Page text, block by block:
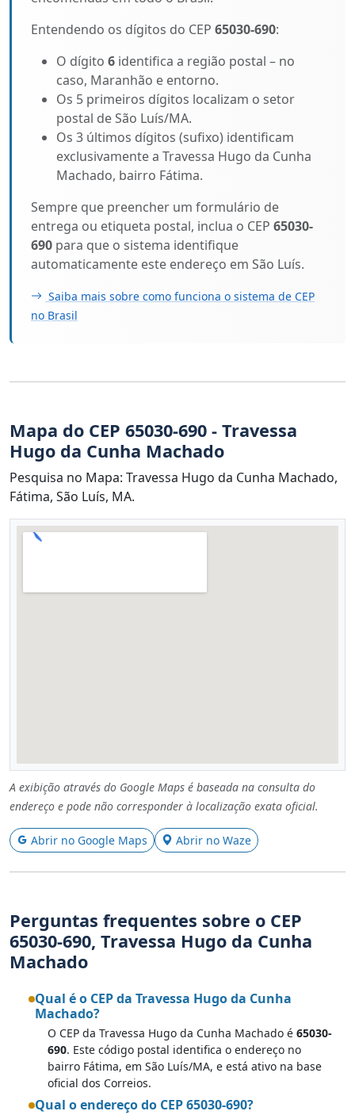
Entendendo os dígitos do CEP 65030-690:
O dígito 6 identifica a região postal – no
caso, Maranhão e entorno.
Os 5 primeiros dígitos localizam o setor
postal de São Luís/MA.
Os 3 últimos dígitos (sufixo) identificam
exclusivamente a Travessa Hugo da Cunha
Machado, bairro Fátima.
Sempre que preencher um formulário de
entrega ou etiqueta postal, inclua o CEP 65030-
690 para que o sistema identifique
automaticamente este endereço em São Luís.
Saiba mais sobre como funciona o sistema de CEP
no Brasil
Mapa do CEP 65030-690 - Travessa
Hugo da Cunha Machado
Pesquisa no Mapa: Travessa Hugo da Cunha Machado,
Fátima, São Luís, MA.
A exibição através do Google Maps é baseada na consulta do
endereço e pode não corresponder à localização exata oficial.
Abrir no Google Maps Abrir no Waze
Perguntas frequentes sobre o CEP
65030-690, Travessa Hugo da Cunha
Machado
Qual é o CEP da Travessa Hugo da Cunha
Machado?
O CEP da Travessa Hugo da Cunha Machado é 65030-
690. Este código postal identifica o endereço no
bairro Fátima, em São Luís/MA, e está ativo na base
oficial dos Correios.
Qual o endereço do CEP 65030-690?